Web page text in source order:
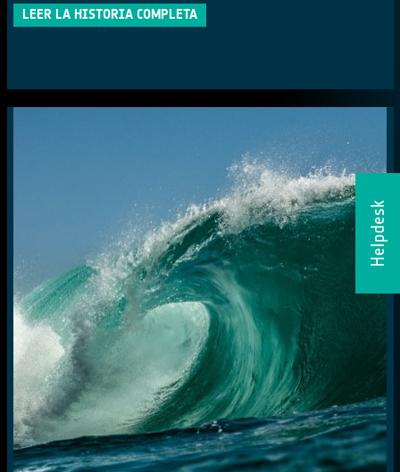
Helpdesk
LEER LA HISTORIA COMPLETA